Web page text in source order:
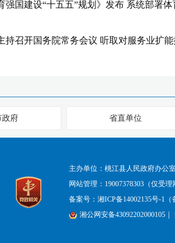
强国建设“十五五”规划》发布 系统部署
持召开国务院常务会议 听取对服务业扩
政府 省直单位
主办单位：桃江县人民政府办公室
网站管理：19007378303（仅受
备案号： 湘ICP备14002135号-1（
湘公网安备43092202000105